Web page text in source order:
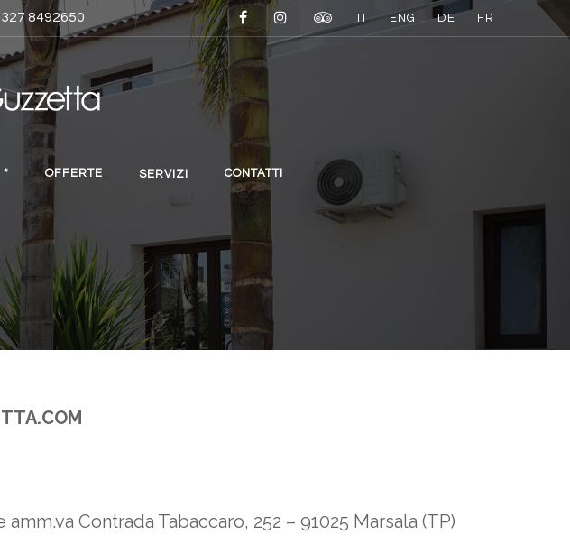
8492650 IT ENG DE FR
* OFFERTE SERVIZI CONTATTI
Contrada Tabaccaro, 252 – 91025 Marsala (TP)